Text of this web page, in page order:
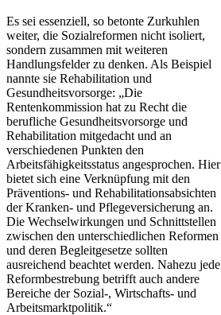
Es sei essenziell, so betonte Zurkuhlen
weiter, die Sozialreformen nicht isoliert,
sondern zusammen mit weiteren
Handlungsfelder zu denken. Als Beispiel
nannte sie Rehabilitation und
Gesundheitsvorsorge: „Die
Rentenkommission hat zu Recht die
berufliche Gesundheitsvorsorge und
Rehabilitation mitgedacht und an
verschiedenen Punkten den
Arbeitsfähigkeitsstatus angesprochen. Hier
bietet sich eine Verknüpfung mit den
Präventions- und Rehabilitationsabsichten
der Kranken- und Pflegeversicherung an.
Die Wechselwirkungen und Schnittstellen
zwischen den unterschiedlichen Reformen
und deren Begleitgesetze sollten
ausreichend beachtet werden. Nahezu jede
Reformbestrebung betrifft auch andere
Bereiche der Sozial-, Wirtschafts- und
Arbeitsmarktpolitik.“